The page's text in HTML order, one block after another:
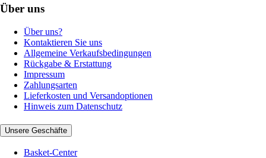
Über uns
Über uns?
Kontaktieren Sie uns
Allgemeine Verkaufsbedingungen
Rückgabe & Erstattung
Impressum
Zahlungsarten
Lieferkosten und Versandoptionen
Hinweis zum Datenschutz
Unsere Geschäfte
Basket-Center